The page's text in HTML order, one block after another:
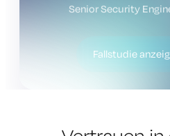
Senior Security
Fallstudie